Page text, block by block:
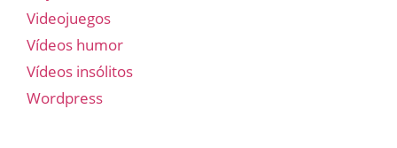
Videojuegos
Vídeos humor
Vídeos insólitos
Wordpress